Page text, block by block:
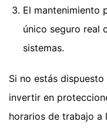
El mantenimiento
único seguro real
sistemas.
Si no estás
invertir en
horarios de trabajo a